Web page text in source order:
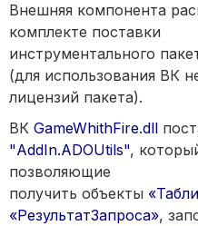
Внешняя компонента
комплекте поставки
инструментального
(для использования ВК
лицензий пакета).
ВК GameWhithFire.dll
"AddIn.ADOUtils",
позволяющие
получить объекты
«РезультатЗапроса»,